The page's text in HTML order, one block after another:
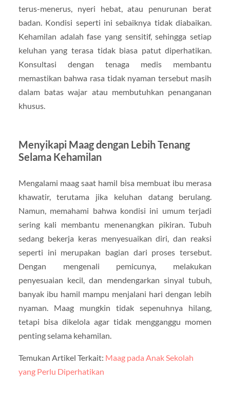
terus-menerus, nyeri hebat, atau penurunan berat
badan. Kondisi seperti ini sebaiknya tidak diabaikan.
Kehamilan adalah fase yang sensitif, sehingga setiap
keluhan yang terasa tidak biasa patut diperhatikan.
Konsultasi dengan tenaga medis membantu
memastikan bahwa rasa tidak nyaman tersebut masih
dalam batas wajar atau membutuhkan penanganan
khusus.
Menyikapi Maag dengan Lebih Tenang
Selama Kehamilan
Mengalami maag saat hamil bisa membuat ibu merasa
khawatir, terutama jika keluhan datang berulang.
Namun, memahami bahwa kondisi ini umum terjadi
sering kali membantu menenangkan pikiran. Tubuh
sedang bekerja keras menyesuaikan diri, dan reaksi
seperti ini merupakan bagian dari proses tersebut.
Dengan mengenali pemicunya, melakukan
penyesuaian kecil, dan mendengarkan sinyal tubuh,
banyak ibu hamil mampu menjalani hari dengan lebih
nyaman. Maag mungkin tidak sepenuhnya hilang,
tetapi bisa dikelola agar tidak mengganggu momen
penting selama kehamilan.
Temukan Artikel Terkait: Maag pada Anak Sekolah
yang Perlu Diperhatikan